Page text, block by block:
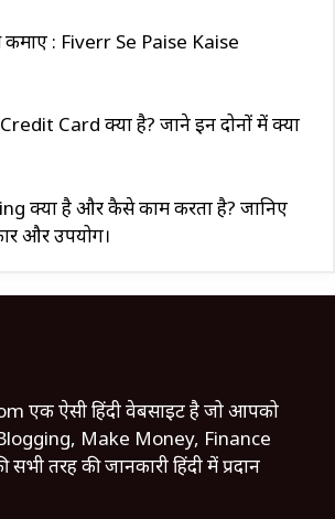
: Fiverr Se Paise Kaise
Card क्या है? जाने इन दोनों में क्या
क्या है और कैसे काम करता है? जानिए
और उपयोग।
एक ऐसी हिंदी वेबसाइट है जो आपको
Make Money, Finance
तरह की जानकारी हिंदी में प्रदान